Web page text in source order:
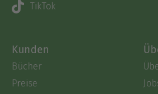
TikTok
Kunden
Bücher
Preise